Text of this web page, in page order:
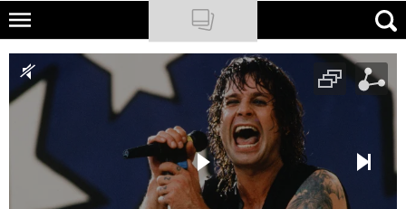
Skip
main
content
NATIONAL GEOGRAPHIC
TRAVELER
PODCASTY